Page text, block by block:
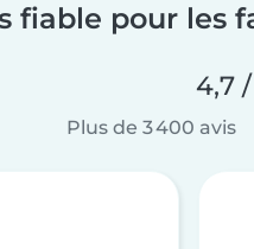
fiable pour les
4,7
Plus de 3 400 avis